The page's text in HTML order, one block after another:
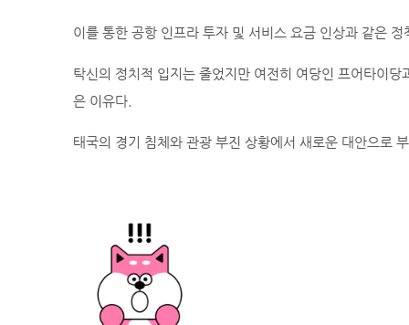
이를 통한 공항 인프라 투자 및 서비스 요금 인상과 같은
탁신의 정치적 입지는 줄었지만 여전히 여당인 프어타이
은 이유다.
태국의 경기 침체와 관광 부진 상황에서 새로운 대안으로